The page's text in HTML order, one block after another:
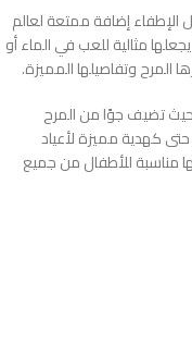
الإطفاء إضافة ممتعة لعالم
مثالية للعب في الماء أو
وتفاصيلها المميزة.
حيث تضيف جوًا من المرح
كهدية مميزة لأعياد
مناسبة للأطفال من جميع